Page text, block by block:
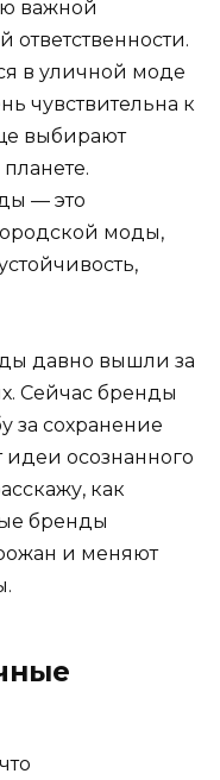
важной
в уличной моде
чувствительна к
выбирают
— это
моды,
давно вышли за
Сейчас бренды
за сохранение
осознанного
как
бренды
и меняют